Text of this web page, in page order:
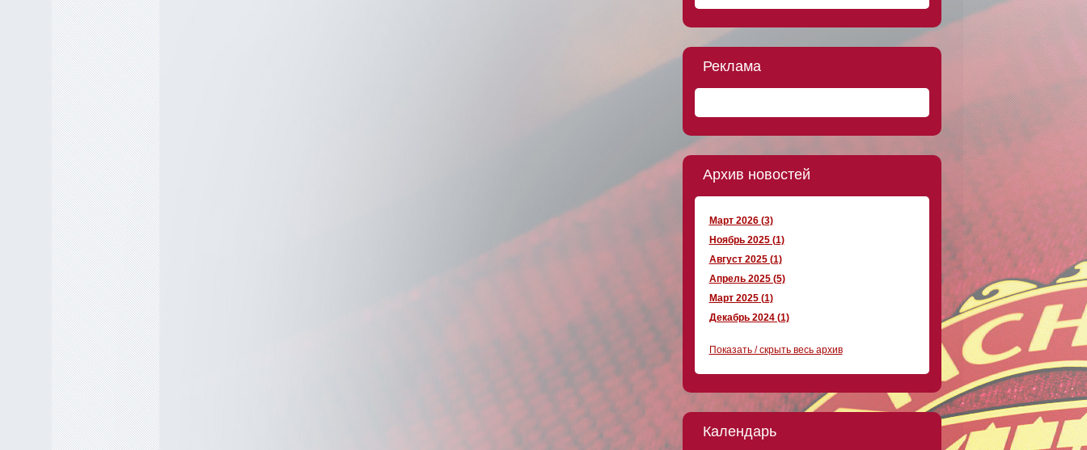
Реклама
Архив новостей
Март 2026 (3)
Ноябрь 2025 (1)
Август 2025 (1)
Апрель 2025 (5)
Март 2025 (1)
Декабрь 2024 (1)
Показать / скрыть весь архив
Календарь